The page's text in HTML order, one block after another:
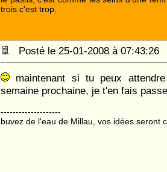
trois c'est trop.
Posté le 25-01-2008 à
maintenant si tu peux
semaine prochaine, je t'en fais
--------------------
buvez de l'eau de Millau, vos idées seront